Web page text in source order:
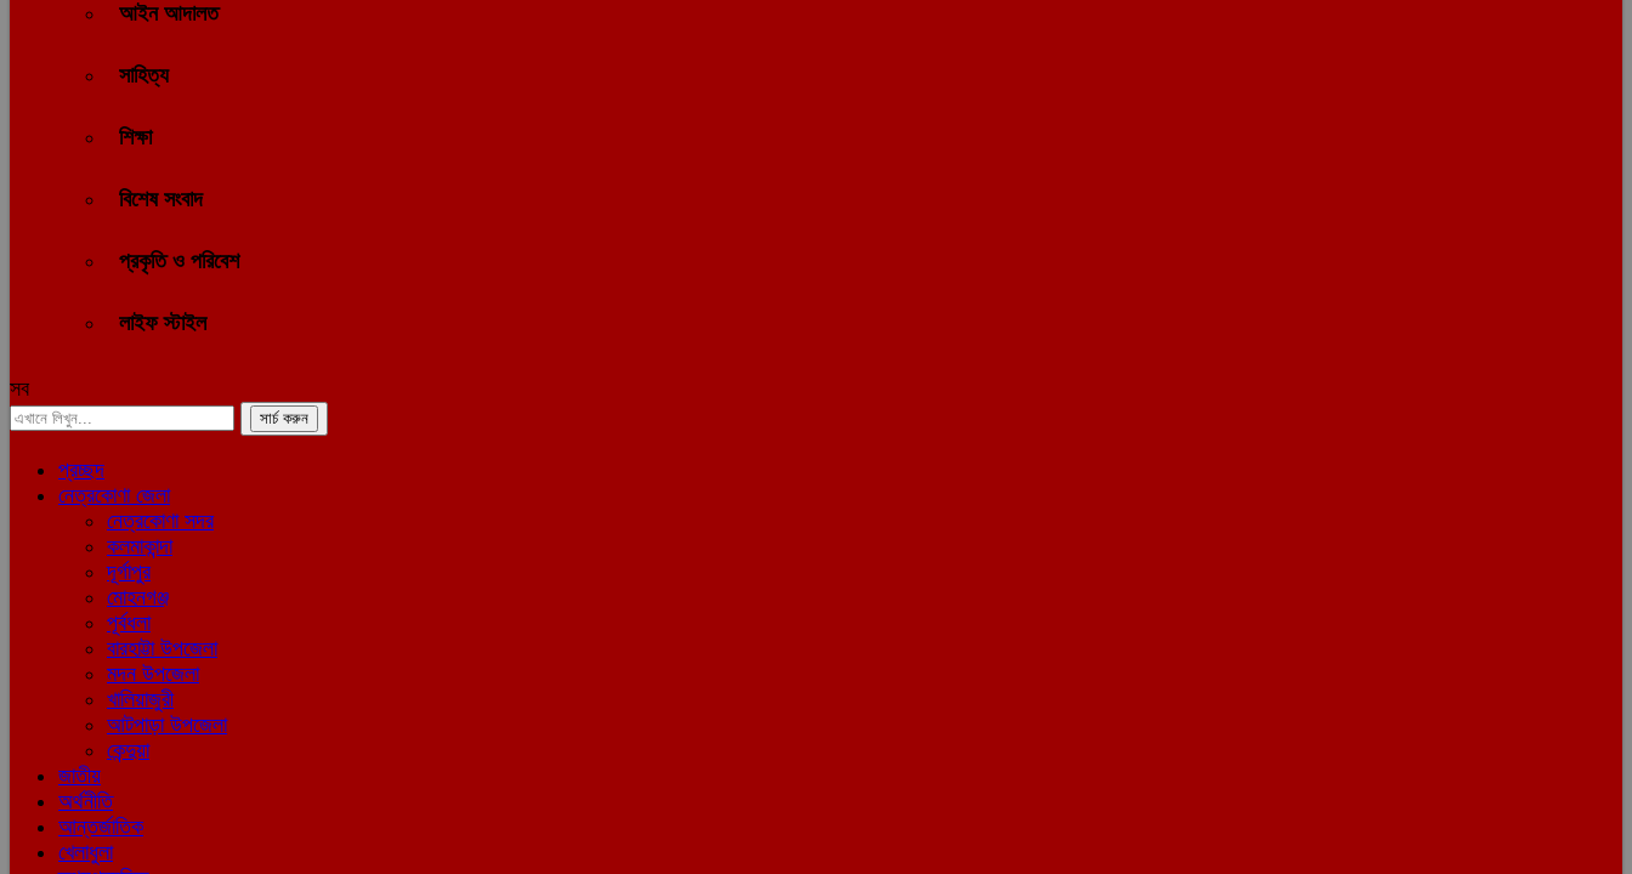
আইন আদালত
সাহিত্য
শিক্ষা
বিশেষ সংবাদ
প্রকৃতি ও পরিবেশ
লাইফ স্টাইল
সব
প্রচ্ছদ
নেত্রকোণা জেলা
নেত্রকোণা সদর
কলমাকান্দা
দূর্গাপুর
মোহনগঞ্জ
পূর্বধলা
বারহাট্টা উপজেলা
মদন উপজেলা
খালিয়াজুরী
আটপাড়া উপজেলা
কেন্দুয়া
জাতীয়
অর্থনীতি
আন্তর্জাতিক
খেলাধুলা